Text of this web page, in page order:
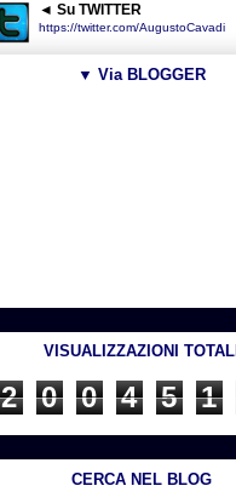
◄ Su TWITTER
https://twitter.com/AugustoCavadi
▼ Via BLOGGER
VISUALIZZAZIONI TOTALI
2 0 0 4 5 1
CERCA NEL BLOG